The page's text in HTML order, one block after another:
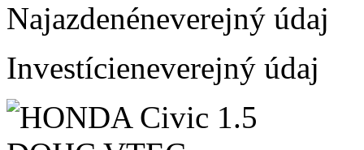
Najazdenéneverejný údaj
Investícieneverejný údaj